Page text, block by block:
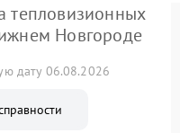
тепловизионных
Новгороде
дату 06.08.2026